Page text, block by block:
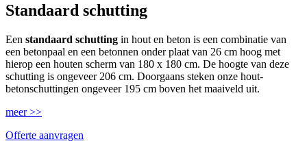
Standaard schutting
Een standaard schutting in hout en beton is een combinatie van
een betonpaal en een betonnen onder plaat van 26 cm hoog met
hierop een houten scherm van 180 x 180 cm. De hoogte van deze
schutting is ongeveer 206 cm. Doorgaans steken onze hout-
betonschuttingen ongeveer 195 cm boven het maaiveld uit.
meer >>
Offerte aanvragen